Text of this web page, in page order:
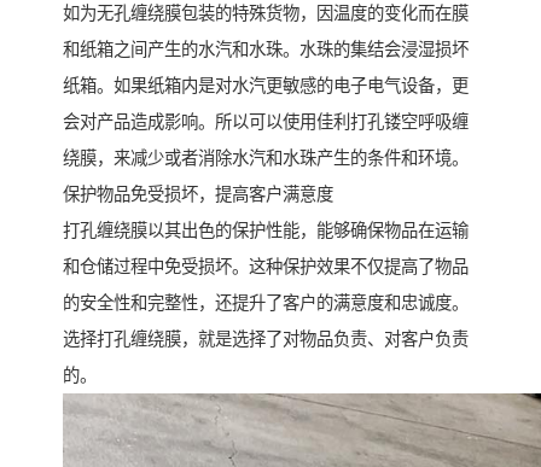
如为无孔缠绕膜包装的特殊货物，因温度的变化而在膜
和纸箱之间产生的水汽和水珠。水珠的集结会浸湿损坏
纸箱。如果纸箱内是对水汽更敏感的电子电气设备，更
会对产品造成影响。所以可以使用佳利打孔镂空呼吸缠
绕膜，来减少或者消除水汽和水珠产生的条件和环境。
保护物品免受损坏，提高客户满意度
打孔缠绕膜以其出色的保护性能，能够确保物品在运输
和仓储过程中免受损坏。这种保护效果不仅提高了物品
的安全性和完整性，还提升了客户的满意度和忠诚度。
选择打孔缠绕膜，就是选择了对物品负责、对客户负责
的。